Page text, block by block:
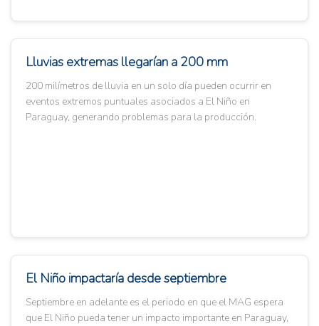
Lluvias extremas llegarían a 200 mm
200 milímetros de lluvia en un solo día pueden ocurrir en
eventos extremos puntuales asociados a El Niño en
Paraguay, generando problemas para la producción.
El Niño impactaría desde septiembre
Septiembre en adelante es el periodo en que el MAG espera
que El Niño pueda tener un impacto importante en Paraguay,